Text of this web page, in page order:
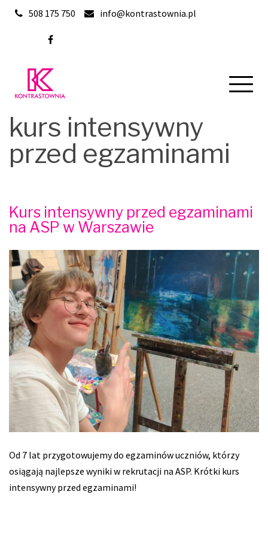
Skip
508 175 750 info@kontrastownia.pl
kurs intensywny
przed egzaminami
Kurs intensywny przed egzaminami
na ASP w Warszawie
Od 7 lat przygotowujemy do egzaminów uczniów, którzy
osiągają najlepsze wyniki w rekrutacji na ASP. Krótki kurs
intensywny przed egzaminami!